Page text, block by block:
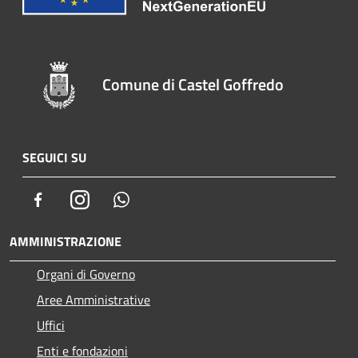
Comune di Castel Goffredo
SEGUICI SU
FacebookInstagram
AMMINISTRAZIONE
Organi di Governo
Aree Amministrative
Uffici
Enti e fondazioni